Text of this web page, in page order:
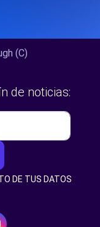
(C)
de noticias:
DE TUS DATOS